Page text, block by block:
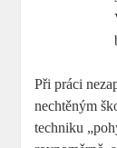
Při práci
nechtěným
techniku